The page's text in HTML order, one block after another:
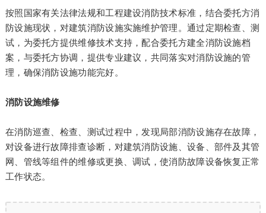
按照国家有关法律法规和工程建设消防技术标准，结合委托方消
防设施现状，对建筑消防设施实施维护管理。通过定期检查、测
试，为委托方提供维修技术支持，配合委托方建全消防设施档
案，与委托方协调，提供专业建议，共同落实对消防设施的管
理，确保消防设施功能完好。
消防设施维修
在消防巡查、检查、测试过程中，发现局部消防设施存在故障，
对设备进行故障排查诊断，对建筑消防设施、设备、部件及其管
网、管线等组件的维修或更换、调试，使消防故障设备恢复正常
工作状态。